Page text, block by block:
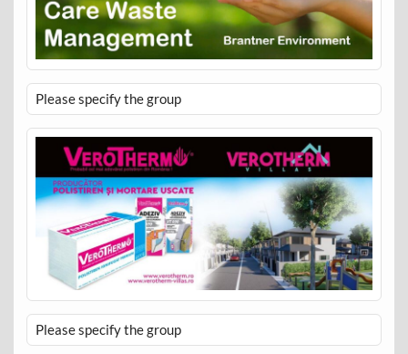
Please specify the group
Please specify the group